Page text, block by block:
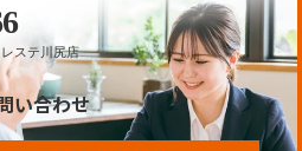
ステ川尻店
い合わせ